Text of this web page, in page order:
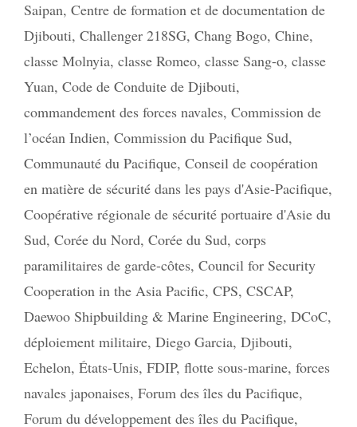
Saipan, Centre de formation et de documentation de
Djibouti, Challenger 218SG, Chang Bogo, Chine,
classe Molnyia, classe Romeo, classe Sang-o, classe
Yuan, Code de Conduite de Djibouti,
commandement des forces navales, Commission de
l’océan Indien, Commission du Pacifique Sud,
Communauté du Pacifique, Conseil de coopération
en matière de sécurité dans les pays d'Asie-Pacifique,
Coopérative régionale de sécurité portuaire d'Asie du
Sud, Corée du Nord, Corée du Sud, corps
paramilitaires de garde-côtes, Council for Security
Cooperation in the Asia Pacific, CPS, CSCAP,
Daewoo Shipbuilding & Marine Engineering, DCoC,
déploiement militaire, Diego Garcia, Djibouti,
Echelon, États-Unis, FDIP, flotte sous-marine, forces
navales japonaises, Forum des îles du Pacifique,
Forum du développement des îles du Pacifique,